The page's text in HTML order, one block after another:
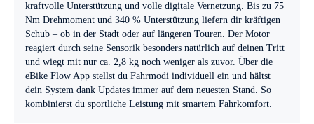
kraftvolle Unterstützung und volle digitale Vernetzung. Bis zu 75
Nm Drehmoment und 340 % Unterstützung liefern dir kräftigen
Schub – ob in der Stadt oder auf längeren Touren. Der Motor
reagiert durch seine Sensorik besonders natürlich auf deinen Tritt
und wiegt mit nur ca. 2,8 kg noch weniger als zuvor. Über die
eBike Flow App stellst du Fahrmodi individuell ein und hältst
dein System dank Updates immer auf dem neuesten Stand. So
kombinierst du sportliche Leistung mit smartem Fahrkomfort.